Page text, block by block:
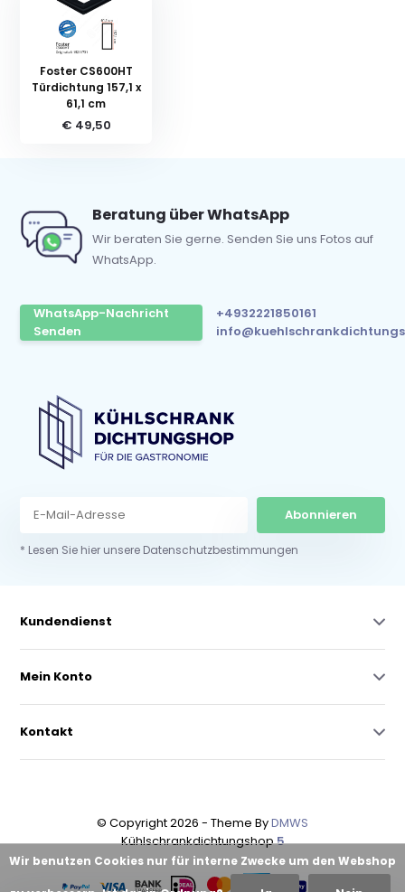
Foster CS600HT
Türdichtung 157,1 x
61,1 cm
€ 49,50
Beratung über WhatsApp
Wir beraten Sie gerne. Senden Sie uns Fotos auf
WhatsApp.
WhatsApp-Nachricht
Senden
+4932221850161
Abonnieren
* Lesen Sie hier unsere Datenschutzbestimmungen
Kundendienst
Mein Konto
Kontakt
© Copyright 2026 - Theme ByDMWS
Kühlschrankdichtungshop5
Wir benutzen Cookies nur für interne Zwecke um den Webshop